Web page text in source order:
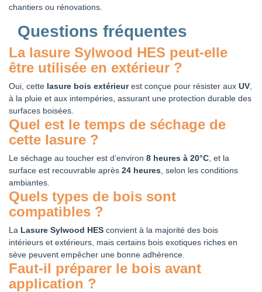
chantiers ou rénovations.
Questions fréquentes
La lasure Sylwood HES peut-elle
être utilisée en extérieur ?
Oui, cette lasure bois extérieurest conçue pour résister aux UV
à la pluie et aux intempéries, assurant une protection durable des
surfaces boisées.
Quel est le temps de séchage de
cette lasure ?
Le séchage au toucher est d’environ 8 heures à 20°C , et la
surface est recouvrable après 24 heures , selon les conditions
ambiantes.
Quels types de bois sont
compatibles ?
La Lasure Sylwood HES convient à la majorité des bois
intérieurs et extérieurs, mais certains bois exotiques riches en
sève peuvent empêcher une bonne adhérence.
Faut-il préparer le bois avant
application ?